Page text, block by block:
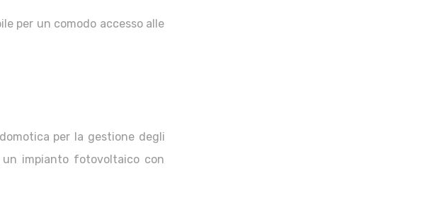
per un comodo accesso alle
per la gestione degli
impianto fotovoltaico con